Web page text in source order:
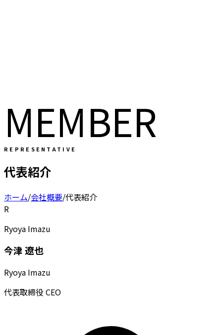
MEMBER
REPRESENTATIVE
代表紹介
ホーム/会社概要/代表紹介
R
Ryoya Imazu
今津 遼也
Ryoya Imazu
代表取締役 CEO